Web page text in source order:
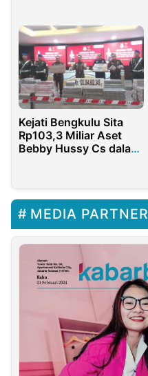
Kejati Bengkulu Sita
Rp103,3 Miliar Aset
Bebby Hussy Cs dalam
MEDIA PARTNER